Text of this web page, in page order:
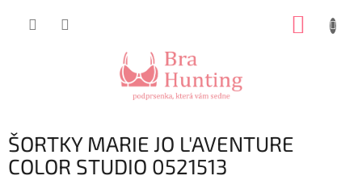
ŠORTKY MARIE JO L'AVENTURE
COLOR STUDIO 0521513